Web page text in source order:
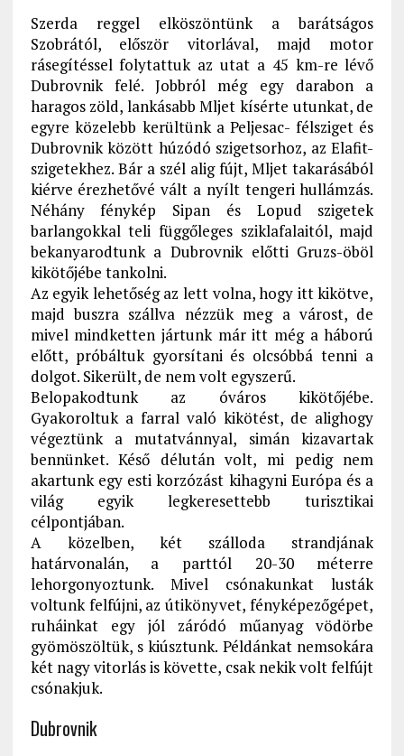
Szerda reggel elköszöntünk a barátságos
Szobrától, először vitorlával, majd motor
rásegítéssel folytattuk az utat a 45 km-re lévő
Dubrovnik felé. Jobbról még egy darabon a
haragos zöld, lankásabb Mljet kísérte utunkat, de
egyre közelebb kerültünk a Peljesac- félsziget és
Dubrovnik között húzódó szigetsorhoz, az Elafit-
szigetekhez. Bár a szél alig fújt, Mljet takarásából
kiérve érezhetővé vált a nyílt tengeri hullámzás.
Néhány fénykép Sipan és Lopud szigetek
barlangokkal teli függőleges sziklafalaitól, majd
bekanyarodtunk a Dubrovnik előtti Gruzs-öböl
kikötőjébe tankolni.
Az egyik lehetőség az lett volna, hogy itt kikötve,
majd buszra szállva nézzük meg a várost, de
mivel mindketten jártunk már itt még a háború
előtt, próbáltuk gyorsítani és olcsóbbá tenni a
dolgot. Sikerült, de nem volt egyszerű.
Belopakodtunk az óváros kikötőjébe.
Gyakoroltuk a farral való kikötést, de alighogy
végeztünk a mutatvánnyal, simán kizavartak
bennünket. Késő délután volt, mi pedig nem
akartunk egy esti korzózást kihagyni Európa és a
világ egyik legkeresettebb turisztikai
célpontjában.
A közelben, két szálloda strandjának
határvonalán, a parttól 20-30 méterre
lehorgonyoztunk. Mivel csónakunkat lusták
voltunk felfújni, az útikönyvet, fényképezőgépet,
ruháinkat egy jól záródó műanyag vödörbe
gyömöszöltük, s kiúsztunk. Példánkat nemsokára
két nagy vitorlás is követte, csak nekik volt felfújt
csónakjuk.
Dubrovnik